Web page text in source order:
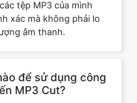
để sử dụng công
tiên, tải lên tệp MP3
'Chọn tệp' được chỉ